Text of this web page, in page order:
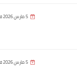
5 مارس 2026 في 9:23 ص
5 مارس 2026 في 9:21 ص